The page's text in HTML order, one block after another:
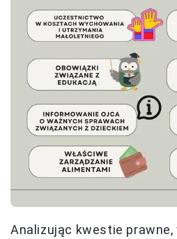
Analizując kwestie